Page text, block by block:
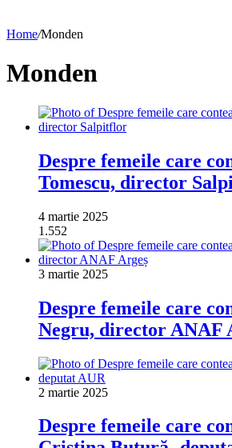
Home/Monden
Monden
Despre femeile care
Tomescu, director
4 martie 2025
1.552
3 martie 2025
Despre femeile care
Negru, director ANAF
2 martie 2025
Despre femeile care